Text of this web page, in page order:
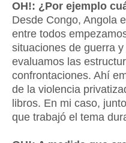
OH!: ¿Por ejemplo
Desde Congo, Angola
entre todos
situaciones de guerra
evaluamos las
confrontaciones. Ahí
de la violencia
libros. En mi caso,
que trabajó el tema